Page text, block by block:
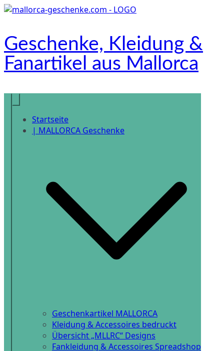
Zum
Geschenke, Kleidung &
Fanartikel aus Mallorca
Onlineshop
Startseite
| MALLORCA Geschenke
Geschenkartikel MALLORCA
Kleidung & Accessoires bedruckt
Übersicht „MLLRC“ Designs
Fankleidung & Accessoires Spreadshop